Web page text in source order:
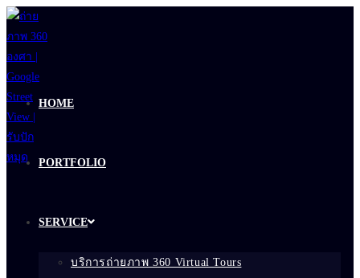
Skip
to
content
HOME
PORTFOLIO
SERVICE
บริการถ่ายภาพ 360 Virtual Tours